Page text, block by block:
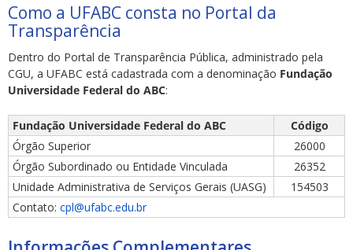
Como a UFABC consta no Portal da
Transparência
Dentro do Portal de Transparência Pública, administrado pela
CGU, a UFABC está cadastrada com a denominação Fundação
Universidade Federal do ABC:
Fundação Universidade Federal do ABC
Código
Órgão Superior
26000
Órgão Subordinado ou Entidade Vinculada
26352
Unidade Administrativa de Serviços Gerais (UASG)
154503
Contato: cpl@ufabc.edu.br